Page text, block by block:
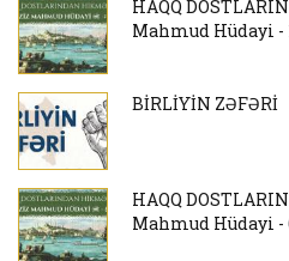
HAQQ
Mahmud Hüdayi -
BİRLİYİN ZƏFƏRİ
HAQQ
Mahmud Hüdayi -